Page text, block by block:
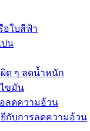
อใบสีฟ้า
ปน
ด ๆ ลดน้ำหนัก
ขมัน
ลดความอ้วน
กับการลดความอ้วน